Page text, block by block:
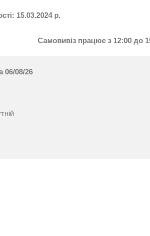
15.03.2024 р.
Самовивіз працює з 12:00 до
06/08/26